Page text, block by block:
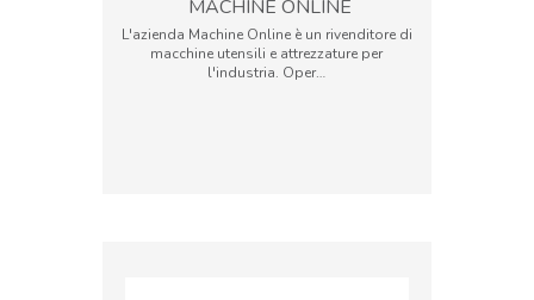
MACHINE ONLINE
L'azienda Machine Online è un rivenditore di
macchine utensili e attrezzature per
l'industria. Oper…